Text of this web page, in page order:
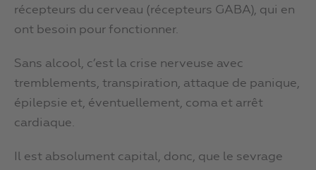
récepteurs du cerveau (récepteurs GABA), qui en
ont besoin pour fonctionner.
Sans alcool, c’est la crise nerveuse avec
tremblements, transpiration, attaque de panique,
épilepsie et, éventuellement, coma et arrêt
cardiaque.
Il est absolument capital, donc, que le sevrage